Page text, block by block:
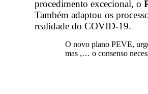
procedimento excecional, o
Também adaptou os
realidade do COVID-19.
O novo plano PEVE,
mas ,… o consenso